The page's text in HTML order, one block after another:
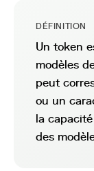
DÉFINITION
Un token
modèles
peut
ou un
la
des